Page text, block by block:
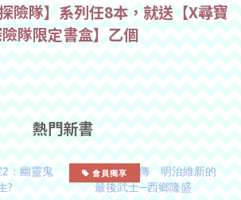
險隊】系列任8本，就送【X尋寶
隊限定書盒】乙個
熱門新書
會員獨享